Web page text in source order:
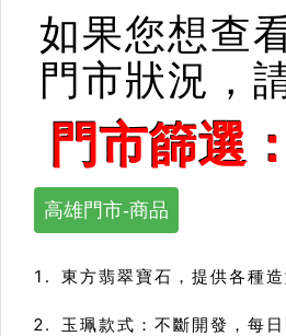
如果您想查
門市狀況，
門市篩選：
高雄門市-商品
東方翡翠寶石，提供各種
玉珮款式：不斷開發，每